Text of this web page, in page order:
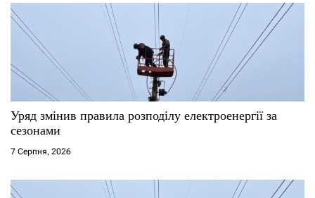
Уряд змінив правила розподілу електроенергії за
сезонами
7 Серпня, 2026